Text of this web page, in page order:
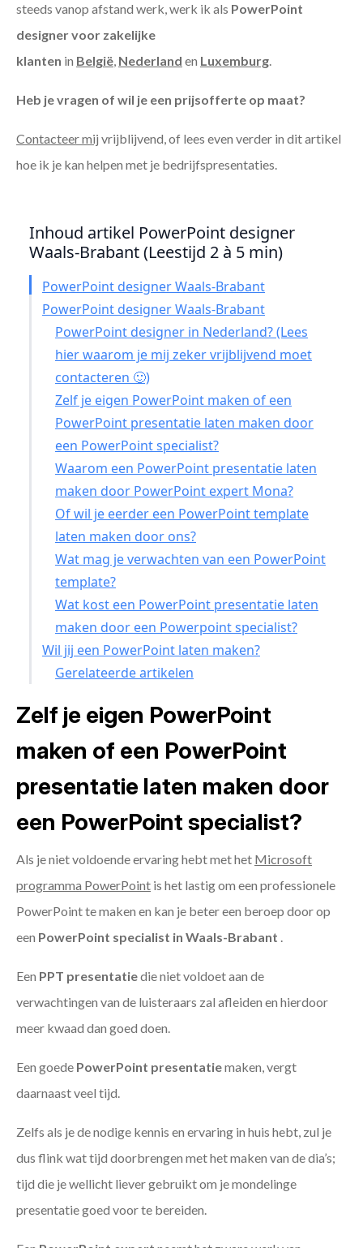
steeds vanop afstand werk, werk ik als PowerPoint
designer voor zakelijke
klanten in België, Nederland en Luxemburg.
Heb je vragen of wil je een prijsofferte op maat?
Contacteer mij vrijblijvend, of lees even verder in dit artikel
hoe ik je kan helpen met je bedrijfspresentaties.
Inhoud artikel PowerPoint designer
Waals-Brabant (Leestijd 2 à 5 min)
PowerPoint designer Waals-Brabant
PowerPoint designer Waals-Brabant
PowerPoint designer in Nederland? (Lees
hier waarom je mij zeker vrijblijvend moet
contacteren 🙂)
Zelf je eigen PowerPoint maken of een
PowerPoint presentatie laten maken door
een PowerPoint specialist?
Waarom een PowerPoint presentatie laten
maken door PowerPoint expert Mona?
Of wil je eerder een PowerPoint template
laten maken door ons?
Wat mag je verwachten van een PowerPoint
template?
Wat kost een PowerPoint presentatie laten
maken door een Powerpoint specialist?
Wil jij een PowerPoint laten maken?
Gerelateerde artikelen
Zelf je eigen PowerPoint
maken of een PowerPoint
presentatie laten maken door
een PowerPoint specialist?
Als je niet voldoende ervaring hebt met het Microsoft
programma PowerPoint is het lastig om een professionele
PowerPoint te maken en kan je beter een beroep door op
een PowerPoint specialist in Waals-Brabant .
Een PPT presentatiedie niet voldoet aan de
verwachtingen van de luisteraars zal afleiden en hierdoor
meer kwaad dan goed doen.
Een goede PowerPoint presentatiemaken, vergt
daarnaast veel tijd.
Zelfs als je de nodige kennis en ervaring in huis hebt, zul je
dus flink wat tijd doorbrengen met het maken van de dia’s;
tijd die je wellicht liever gebruikt om je mondelinge
presentatie goed voor te bereiden.